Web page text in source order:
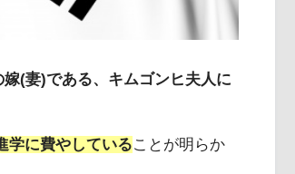
(妻)である、キムゴンヒ夫人に
学に費やしていることが明らか